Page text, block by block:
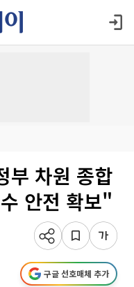
부 차원 종합
안전 확보"
구글 선호매체 추가